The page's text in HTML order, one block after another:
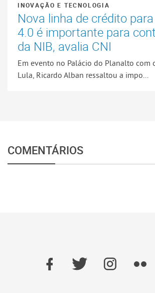
INOVAÇÃO E TECNOLOGIA
Nova linha de crédito
4.0 é importante para
da NIB, avalia CNI
Em evento no Palácio do Planalto com
Lula, Ricardo Alban ressaltou a impo...
COMENTÁRIOS